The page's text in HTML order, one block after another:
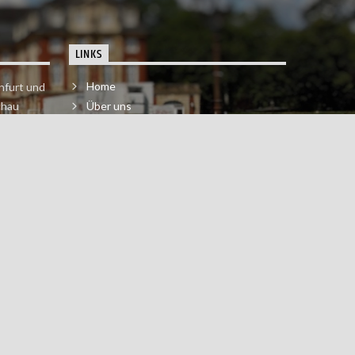
und
LINKS
Home
Über uns